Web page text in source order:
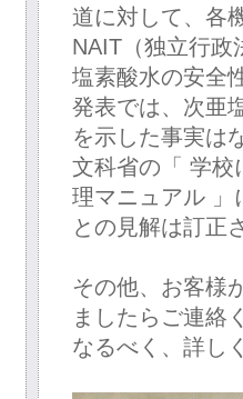
道に対して、各
NAIT（独立行政
塩素酸水の安全
発表では、次亜
を示した事実は
文科省の「 学校
理マニュアル 」
との見解は訂正
その他、お客様
ましたらご連絡
なるべく、詳し